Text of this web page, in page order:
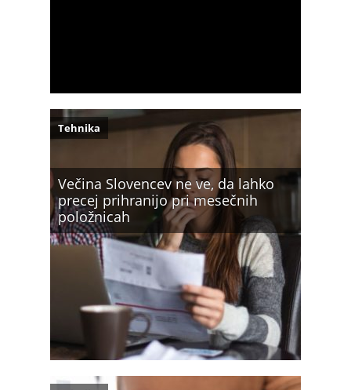
Večina Slovencev ne ve, da lahko
precej prihranijo pri mesečnih
položnicah
Tehnika